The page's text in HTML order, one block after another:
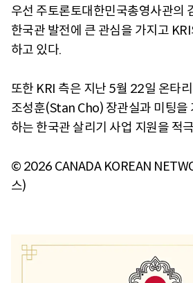
우선 주토론토대한민국총영사관의
한국관 발전에 큰 관심을 가지고
하고 있다.
또한 KRI 측은 지난 5월 22일 온타
조성훈(Stan Cho) 장관실과 미팅을
하는 한국관 살리기 사업 지원을 적
© 2026 CANADA KOREAN
스)